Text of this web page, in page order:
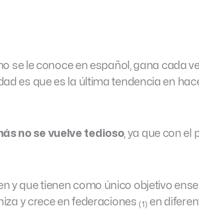
se le conoce en español, gana cada
es que es la última tendencia en
no se vuelve tedioso, ya que con el
y que tienen como único objetivo
y crece en federaciones(1) en